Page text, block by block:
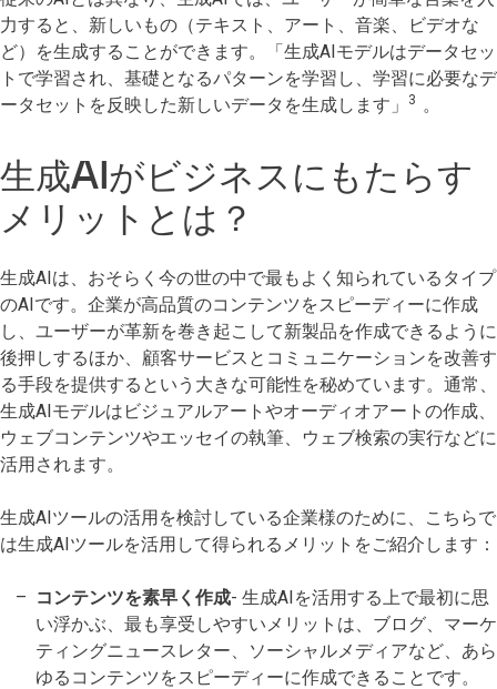
力すると、新しいもの（テキスト、アート、音楽、ビデオな
ど）を生成することができます。「生成AIモデルはデータセッ
トで学習され、基礎となるパターンを学習し、学習に必要なデ
ータセットを反映した新しいデータを生成します」
3 。
生成AIがビジネスにもたらす
メリットとは？
生成AIは、おそらく今の世の中で最もよく知られているタイプ
のAIです。企業が高品質のコンテンツをスピーディーに作成
し、ユーザーが革新を巻き起こして新製品を作成できるように
後押しするほか、顧客サービスとコミュニケーションを改善す
る手段を提供するという大きな可能性を秘めています。通常、
生成AIモデルはビジュアルアートやオーディオアートの作成、
ウェブコンテンツやエッセイの執筆、ウェブ検索の実行などに
活用されます。
生成AIツールの活用を検討している企業様のために、こちらで
は生成AIツールを活用して得られるメリットをご紹介します：
コンテンツを素早く作成- 生成AIを活用する上で最初に思
い浮かぶ、最も享受しやすいメリットは、ブログ、マーケ
ティングニュースレター、ソーシャルメディアなど、あら
ゆるコンテンツをスピーディーに作成できることです。